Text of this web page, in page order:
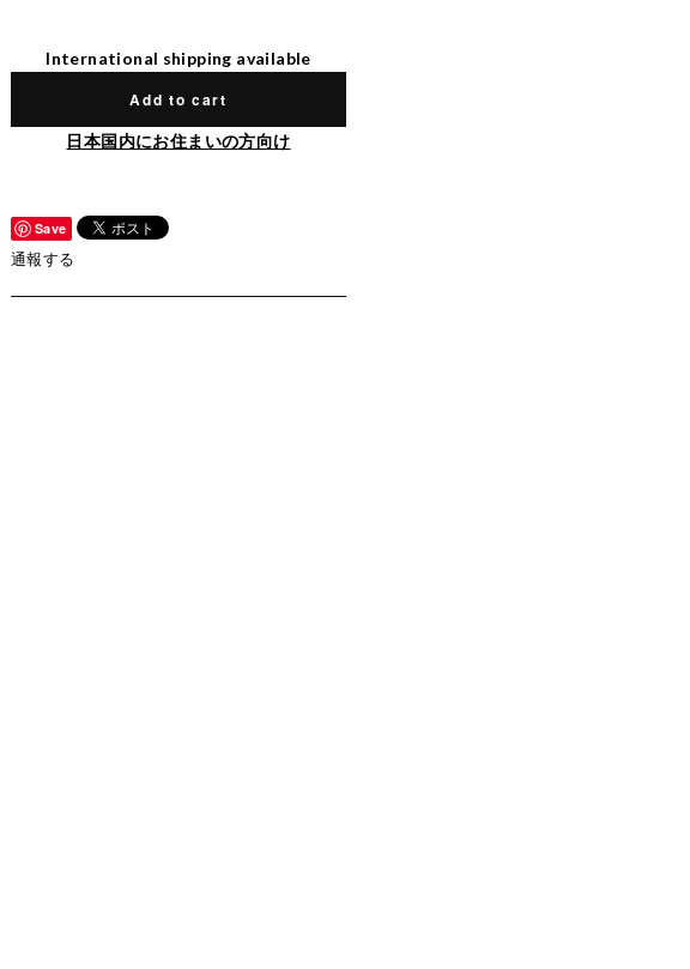
International shipping available
Add to cart
日本国内にお住まいの方向け
Save
通報する